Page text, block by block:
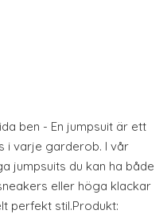
ben - En jumpsuit är ett
i varje garderob. I vår
jumpsuits du kan ha både
eller höga klackar
perfekt stil.Produkt: